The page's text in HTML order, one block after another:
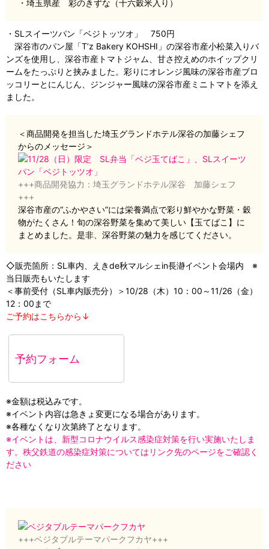
・埼玉県産 彩のきずな（十六穀米入り）
・SLスイーツパン「ベジトッツオ」 750円
深谷市のパン屋「T’z Bakery KOHSHI」の深谷市産小松菜入りバ
ンズを使用し、深谷市産トマトジャム、甘さ控えめのホイップクリ
ームをたっぷりと挟みました。彩りにオレンジ風味の深谷市産ブロ
ッコリーとにんじん、ジンジャー風味の深谷市産ミニトマトを添え
ました。
＜商品開発を担当した埼玉グランドホテル深谷の加藤シェフ
からのメッセージ＞
+++商品開発協力：埼玉グランドホテル深谷 加藤シェフ
+++
深谷市産の“ふかやさい”には栄養満点で彩り鮮やかな野菜・穀
物がたくさん！旬の深谷野菜を集めて美しい【玉てばこ】に
まとめました。是非、深谷野菜の魅力を感じてください。
◇販売箇所：SL車内、えきde秋マルシェin長瀞イベント会場内 ※
当日販売もいたします
＜事前受付（SL車内販売分）＞10/28（木）10：00～11/26（金）
12：00まで
ご予約はこちらから↓
予約フォーム
※金額は税込みです。
※イベント内容は急きょ変更になる場合があります。
※各種なくなり次第終了となります。
※イベントは、新型コロナウイルス感染症対策を行い実施いたしま
す。秩父鉄道の感染症対策についてはリンク先のページをご確認く
ださい
+++ベジタブルテーマパークフカヤ+++